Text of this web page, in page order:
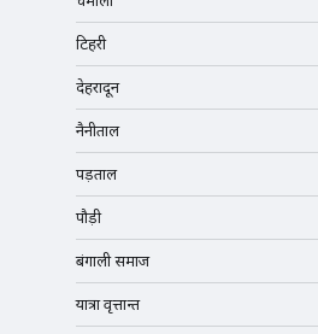
टिहरी
देहरादून
नैनीताल
पड़ताल
पौड़ी
बंगाली समाज
यात्रा वृत्तान्त